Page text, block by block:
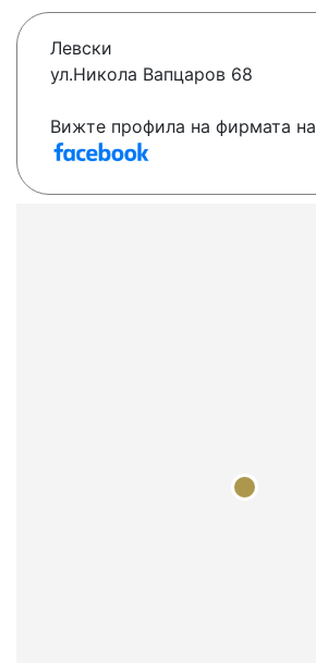
Левски
ул.Никола Вапцаров 68
Вижте профила на фирмата на